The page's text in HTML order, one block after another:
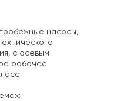
насосы,
с осевым
рабочее